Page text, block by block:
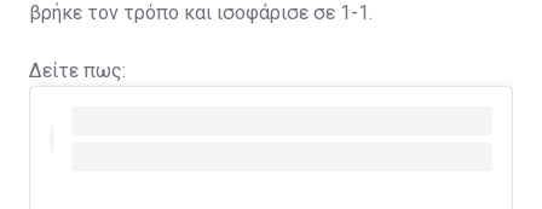
βρήκε τον τρόπο και ισοφάρισε σε 1-1.
Δείτε πως: